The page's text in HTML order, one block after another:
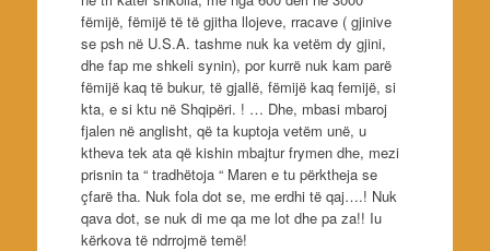
fëmijë, fëmijë të të gjitha llojeve, rracave ( gjinive
se psh në U.S.A. tashme nuk ka vetëm dy gjini,
dhe fap me shkeli synin), por kurrë nuk kam parë
fëmijë kaq të bukur, të gjallë, fëmijë kaq femijë, si
kta, e si ktu në Shqipëri. ! … Dhe, mbasi mbaroj
fjalen në anglisht, që ta kuptoja vetëm unë, u
ktheva tek ata që kishin mbajtur frymen dhe, mezi
prisnin ta “ tradhëtoja “ Maren e tu përktheja se
çfarë tha. Nuk fola dot se, me erdhi të qaj….! Nuk
qava dot, se nuk di me qa me lot dhe pa za!! Iu
kërkova të ndrrojmë temë!